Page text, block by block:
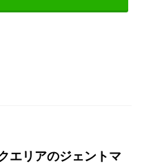
エリアのジェントマ